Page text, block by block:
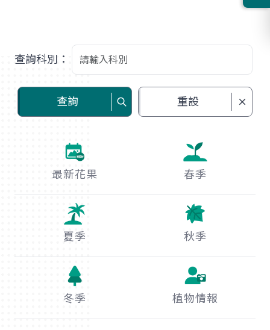
查詢科別：
查詢 重設
最新花果 春季
夏季 秋季
冬季 植物情報